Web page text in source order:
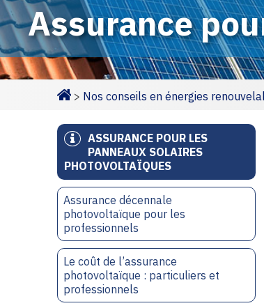
Assurance
> Nos conseils en énergies
ASSURANCE POUR LES
PANNEAUX SOLAIRES
PHOTOVOLTAÏQUES
Assurance décennale
photovoltaïque pour les
professionnels
Le coût de l’assurance
photovoltaïque : particuliers et
professionnels